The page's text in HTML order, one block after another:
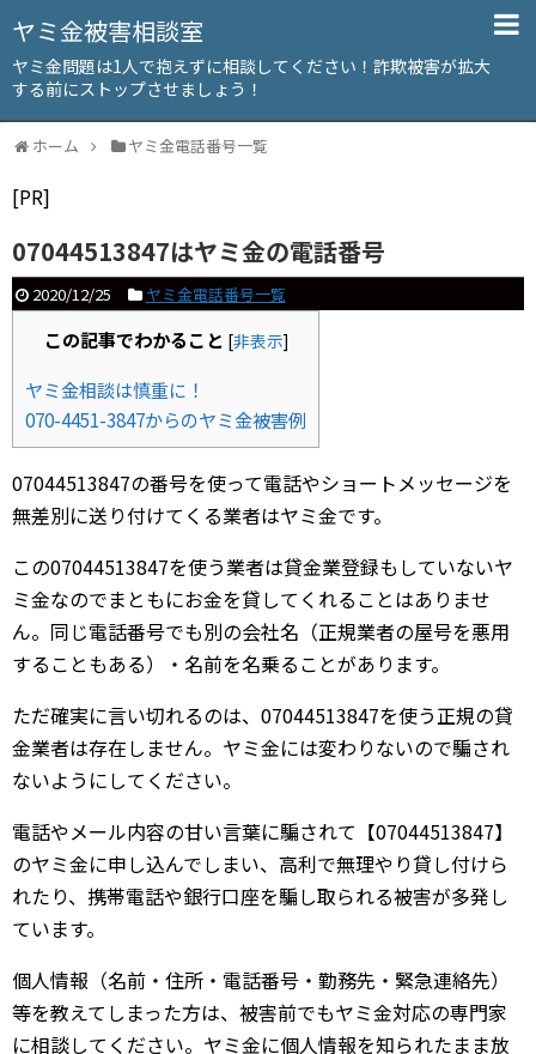
ヤミ金被害相談室
ヤミ金問題は1人で抱えずに相談してください！詐欺被害が拡大
する前にストップさせましょう！
ホーム ヤミ金電話番号一覧
[PR]
07044513847はヤミ金の電話番号
2020/12/25 ヤミ金電話番号一覧
この記事でわかること [非表示]
ヤミ金相談は慎重に！
070-4451-3847からのヤミ金被害例
07044513847の番号を使って電話やショートメッセージを
無差別に送り付けてくる業者はヤミ金です。
この07044513847を使う業者は貸金業登録もしていないヤ
ミ金なのでまともにお金を貸してくれることはありませ
ん。同じ電話番号でも別の会社名（正規業者の屋号を悪用
することもある）・名前を名乗ることがあります。
ただ確実に言い切れるのは、07044513847を使う正規の貸
金業者は存在しません。ヤミ金には変わりないので騙され
ないようにしてください。
電話やメール内容の甘い言葉に騙されて【07044513847】
のヤミ金に申し込んでしまい、高利で無理やり貸し付けら
れたり、携帯電話や銀行口座を騙し取られる被害が多発し
ています。
個人情報（名前・住所・電話番号・勤務先・緊急連絡先）
等を教えてしまった方は、被害前でもヤミ金対応の専門家
に相談してください。ヤミ金に個人情報を知られたまま放